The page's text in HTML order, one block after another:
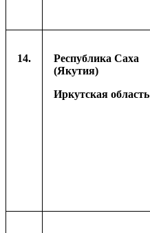
14.
Республика Саха
(Якутия)
Иркутская область